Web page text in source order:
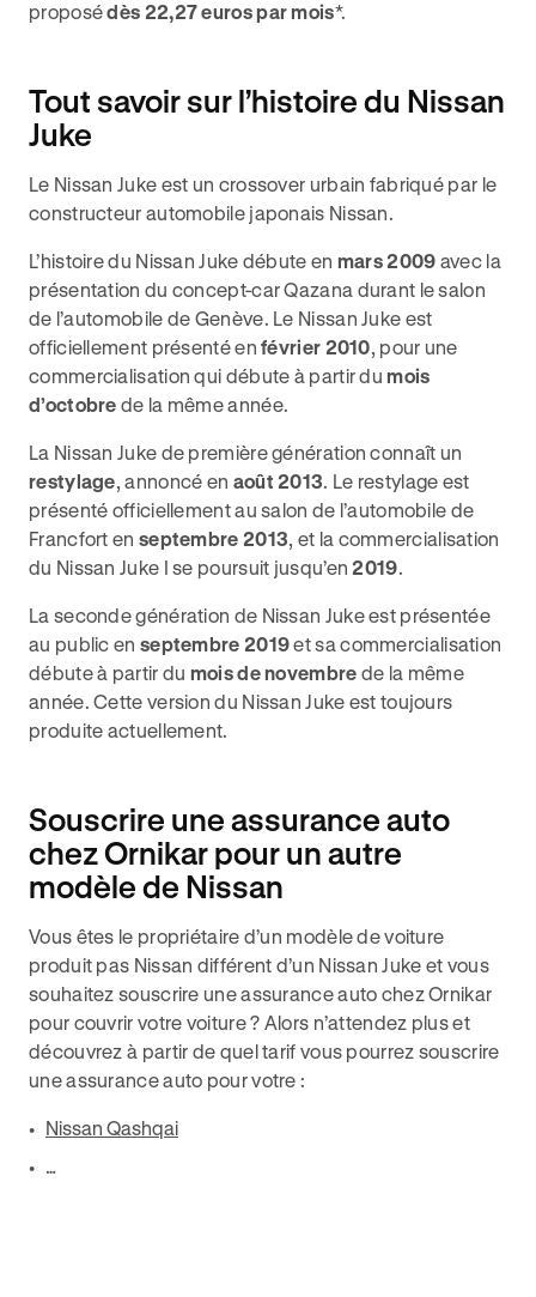
proposédès 22,27 euros par mois*.
Tout savoir sur l’histoire du Nissan
Juke
Le Nissan Juke est un crossover urbain fabriqué par le
constructeur automobile japonais Nissan.
L’histoire du Nissan Juke débute en mars 2009 avec la
présentation du concept-car Qazana durant le salon
de l’automobile de Genève. Le Nissan Juke est
officiellement présenté enfévrier 2010, pour une
commercialisation qui débute à partir dumois
d’octobre de la même année.
La Nissan Juke de première génération connaît un
restylage, annoncé en août 2013. Le restylage est
présenté officiellement au salon de l’automobile de
Francfort en septembre 2013, et la commercialisation
du Nissan Juke I se poursuit jusqu’en 2019.
La seconde génération de Nissan Juke est présentée
au public en septembre 2019et sa commercialisation
débute à partir du mois de novembre de la même
année. Cette version du Nissan Juke est toujours
produite actuellement.
Souscrire une assurance auto
chez Ornikar pour un autre
modèle de Nissan
Vous êtes le propriétaire d’un modèle de voiture
produit pas Nissan différent d’un Nissan Juke et vous
souhaitez souscrire une assurance auto chez Ornikar
pour couvrir votre voiture ? Alors n’attendez plus et
découvrez à partir de quel tarif vous pourrez souscrire
une assurance auto pour votre :
Nissan Qashqai
…